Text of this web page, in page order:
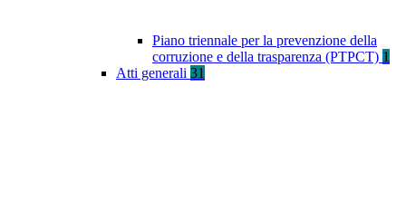
Piano triennale per la prevenzione della
corruzione e della trasparenza (PTPCT) 1
Atti generali 31